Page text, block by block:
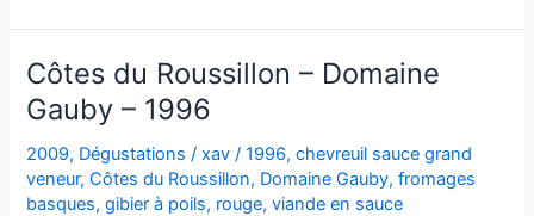
pays
des
Côtes
Catalanes
–
Les
Calcinaires
Côtes du Roussillon – Domaine
Gauby – 1996
2009, Dégustations /xav/1996,chevreuil sauce grand
veneur,Côtes du Roussillon, Domaine Gauby,fromages
basques,gibier à poils, rouge,viande en sauce